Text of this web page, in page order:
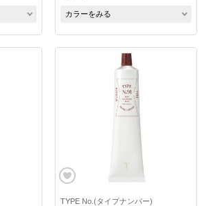
カラーをみる
TYPE No.(タイプナンバー)